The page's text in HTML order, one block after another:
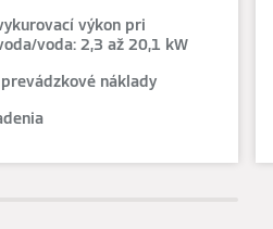
výkon pri
voda: 2,3 až 20,1 kW
náklady